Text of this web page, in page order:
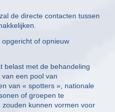
de directe contacten tussen
of opnieuw
belast met de behandeling
een pool van
van « spotters », nationale
of groepen te
kunnen vormen voor